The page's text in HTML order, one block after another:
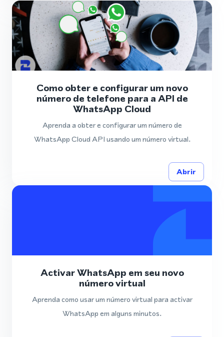
Como obter e configurar um novo
número de telefone para a API de
WhatsApp Cloud
Aprenda a obter e configurar um número de
WhatsApp Cloud API usando um número virtual.
Abrir
Activar WhatsApp em seu novo
número virtual
Aprenda como usar um número virtual para activar
WhatsApp em alguns minutos.